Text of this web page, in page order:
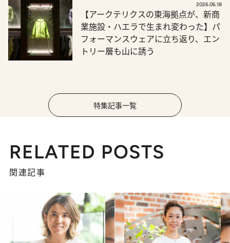
2026.06.18
【アークテリクスの東海拠点が、新商
業施設・ハエラで生まれ変わった】パ
フォーマンスウェアに立ち返り、エン
トリー層も山に誘う
特集記事一覧
RELATED POSTS
関連記事